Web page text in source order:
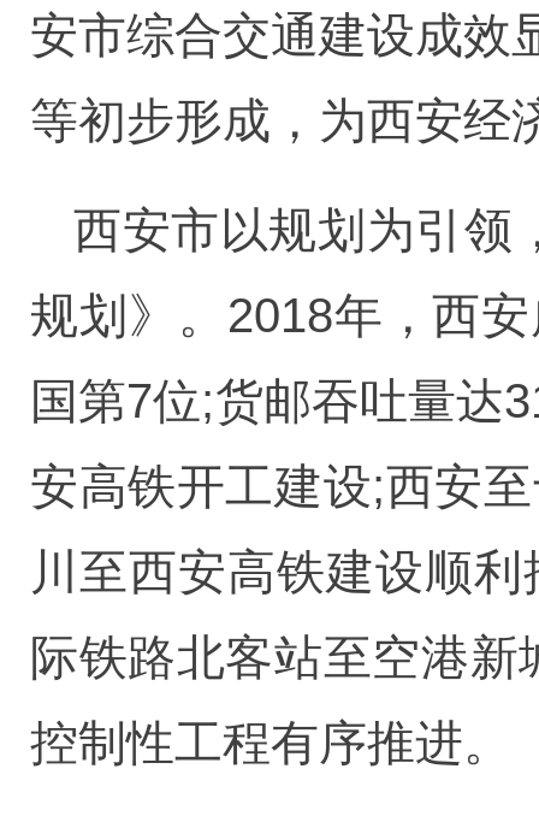
安市综合交通建设成效
等初步形成，为西安经
西安市以规划为引领
规划》。2018年，西
国第7位;货邮吞吐量达
安高铁开工建设;西安
川至西安高铁建设顺
际铁路北客站至空港
控制性工程有序推进。